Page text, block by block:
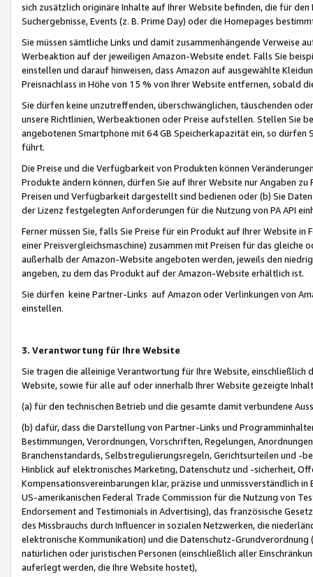
sich zusätzlich originäre Inhalte auf Ihrer Website befinden, die für
Suchergebnisse, Events (z. B. Prime Day) oder die Homepages
Sie müssen sämtliche Links und damit zusammenhängende
Werbeaktion auf der jeweiligen Amazon-Website endet. Falls Sie
einstellen und darauf hinweisen, dass Amazon auf ausgewählte
Preisnachlass in Höhe von 15 % von Ihrer Website entfernen, sobald
Sie dürfen keine unzutreffenden, überschwänglichen, täuschenden
unsere Richtlinien, Werbeaktionen oder Preise aufstellen. Stellen Sie
angebotenen Smartphone mit 64 GB Speicherkapazität ein, so dürfen
führt.
Die Preise und die Verfügbarkeit von Produkten können
Produkte ändern können, dürfen Sie auf Ihrer Website nur Angaben
Preisen und Verfügbarkeit dargestellt sind bedienen oder (b) Sie
der Lizenz festgelegten Anforderungen für die Nutzung von PA API
Ferner müssen Sie, falls Sie Preise für ein Produkt auf Ihrer Website
einer Preisvergleichsmaschine) zusammen mit Preisen für das
außerhalb der Amazon-Website angeboten werden, jeweils den
angeben, zu dem das Produkt auf der Amazon-Website erhältlich ist.
Sie dürfen keine Partner-Links auf Amazon oder Verlinkungen von
einstellen.
3. Verantwortung für Ihre Website
Sie tragen die alleinige Verantwortung für Ihre Website,
Website, sowie für alle auf oder innerhalb Ihrer Website gezeigte
(a) für den technischen Betrieb und die gesamte damit verbundene
(b) dafür, dass die Darstellung von Partner-Links und
Bestimmungen, Verordnungen, Vorschriften, Regelungen,
Branchenstandards, Selbstregulierungsregeln, Gerichtsurteilen und -
Hinblick auf elektronisches Marketing, Datenschutz und -sicherheit,
Kompensationsvereinbarungen klar, präzise und unmissverständlich
US-amerikanischen Federal Trade Commission für die Nutzung von
Endorsement and Testimonials in Advertising), das französische
des Missbrauchs durch Influencer in sozialen Netzwerken, die
elektronische Kommunikation) und die Datenschutz-
natürlichen oder juristischen Personen (einschließlich aller
auferlegt werden, die Ihre Website hostet),